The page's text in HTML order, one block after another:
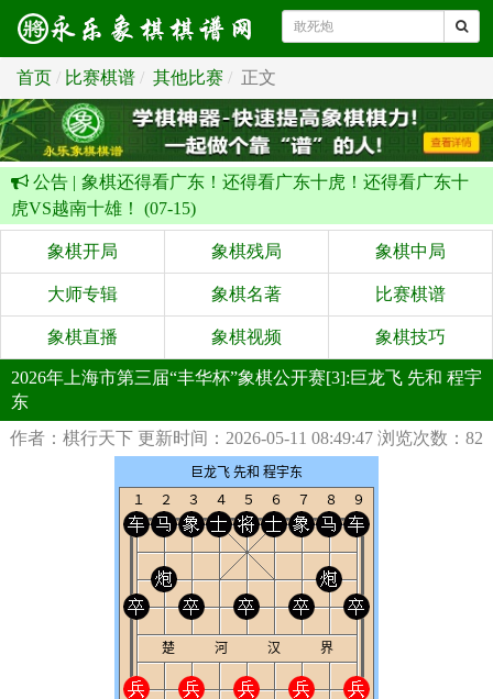
首页 比赛棋谱 其他比赛 正文
公告 | 象棋还得看广东！还得看广东十虎！还得看广东十
虎VS越南十雄！ (07-15)
象棋开局 象棋残局 象棋中局
大师专辑 象棋名著 比赛棋谱
象棋直播 象棋视频 象棋技巧
2026年上海市第三届“丰华杯”象棋公开赛[3]:巨龙飞 先和 程宇
东
作者：棋行天下 更新时间：2026-05-11 08:49:47 浏览次数：82